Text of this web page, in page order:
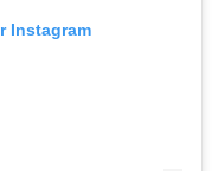
Instagram